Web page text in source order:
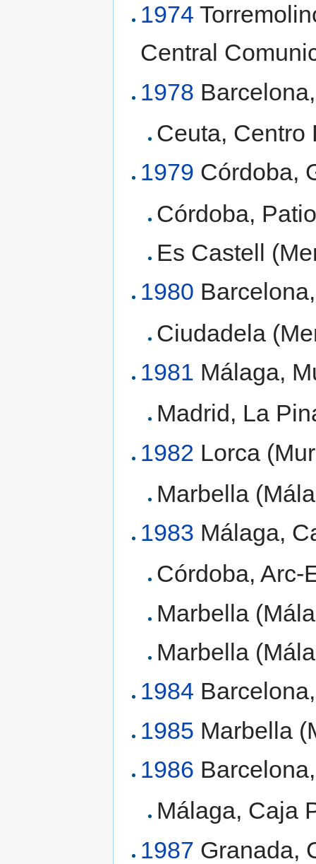
1974
Central
1978
Ceuta, Centro
1979 Córdoba,
Córdoba,
Es Castell
1980
Ciudadela
1981 Málaga,
Madrid, La
1982 Lorca
Marbella
1983 Málaga,
Córdoba, Arc-
Marbella
Marbella
1984
1985 Marbella
1986
Málaga, Caja
1987 Granada,